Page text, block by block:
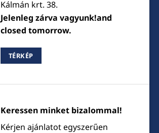
Kálmán krt. 38.
Jelenleg zárva vagyunk!and
closed tomorrow.
TÉRKÉP
Keressen minket bizalommal!
Kérjen ajánlatot egyszerűen